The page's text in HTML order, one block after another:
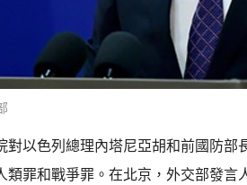
對以色列總理內塔尼亞胡和前國防
類罪和戰爭罪。在北京，外交部發言